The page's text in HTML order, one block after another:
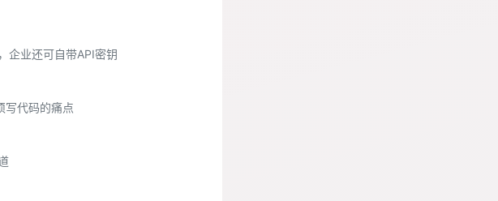
企业还可自带API密钥
写代码的痛点